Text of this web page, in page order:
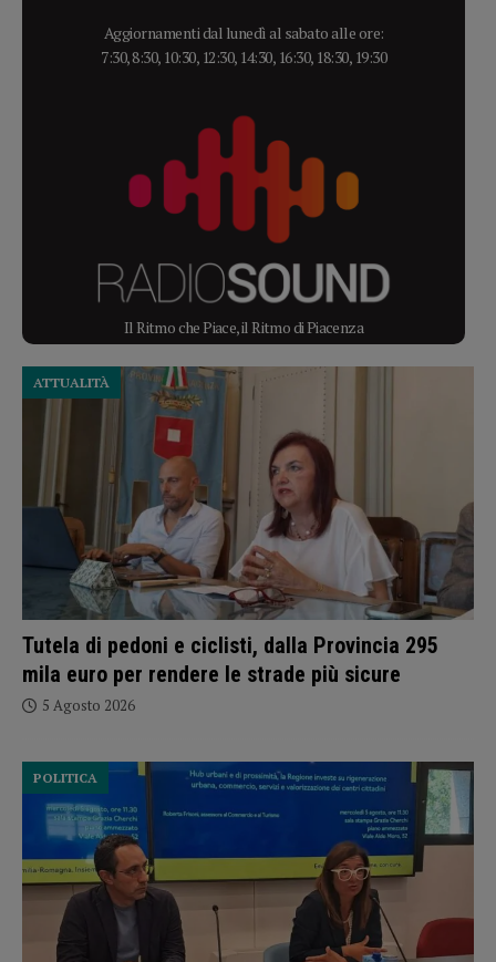
Aggiornamenti dal lunedì al sabato alle ore:
7:30, 8:30, 10:30, 12:30, 14:30, 16:30, 18:30, 19:30
Il Ritmo che Piace, il Ritmo di Piacenza
Tutela di pedoni e ciclisti, dalla Provincia 295
mila euro per rendere le strade più sicure
ATTUALITÀ
5 Agosto 2026
POLITICA